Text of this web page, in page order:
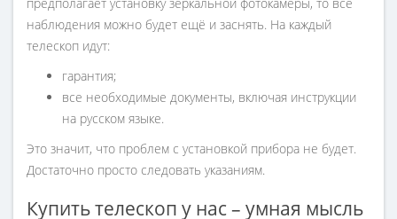
наблюдения можно будет ещё и заснять. На каждый
телескоп идут:
гарантия;
все необходимые документы, включая инструкции
на русском языке.
Это значит, что проблем с установкой прибора не будет.
Достаточно просто следовать указаниям.
Купить телескоп у нас – умная мысль